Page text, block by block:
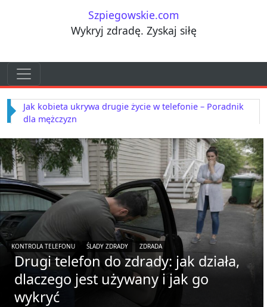
Szpiegowskie.com
Wykryj zdradę. Zyskaj siłę
Przejdź do treści
Main Navigation
Jak kobieta ukrywa drugie życie w telefonie – Poradnik
dla mężczyzn
KONTROLA TELEFONU ŚLADY ZDRADY ZDRADA
Drugi telefon do zdrady: jak działa,
dlaczego jest używany i jak go
wykryć